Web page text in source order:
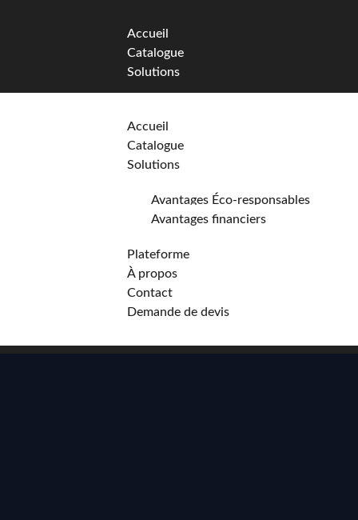
Accueil
Catalogue
Solutions
Avantages financiers
Plateforme
Contact
Demande de devis
Accueil
Catalogue
Solutions
Avantages Éco-responsables
Avantages financiers
Plateforme
À propos
Contact
Demande de devis